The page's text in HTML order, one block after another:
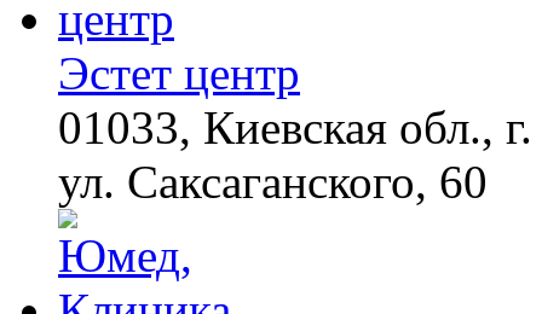
Поплавская вмазала
Королева вагона
отожгла! Видео не
оставит равнодушным
Эстет центр
01033, Киевская обл.,
ул. Саксаганского, 60